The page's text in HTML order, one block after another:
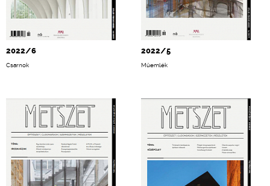
2022/6
Csarnok
2022/5
Műemlék